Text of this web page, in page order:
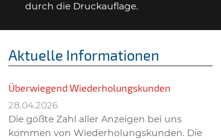
durch die Druckauflage.
Aktuelle Informationen
Überwiegend Wiederholungskunden
28.04.2026
Die gößte Zahl aller Anzeigen bei uns
kommen von Wiederholungskunden. Die